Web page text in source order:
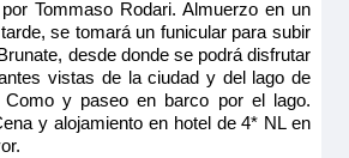
Tommaso Rodari. Almuerzo en un
se tomará un funicular para subir
desde donde se podrá disfrutar
vistas de la ciudad y del lago de
y paseo en barco por el lago.
y alojamiento en hotel de 4* NL en